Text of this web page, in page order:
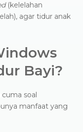
(kelelahan
agar tidur anak
Bayi?
soal
manfaat yang